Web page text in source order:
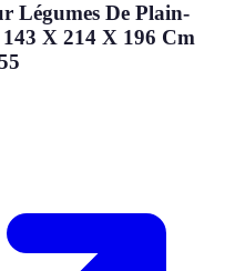
Légumes De Plain-
X 214 X 196 Cm